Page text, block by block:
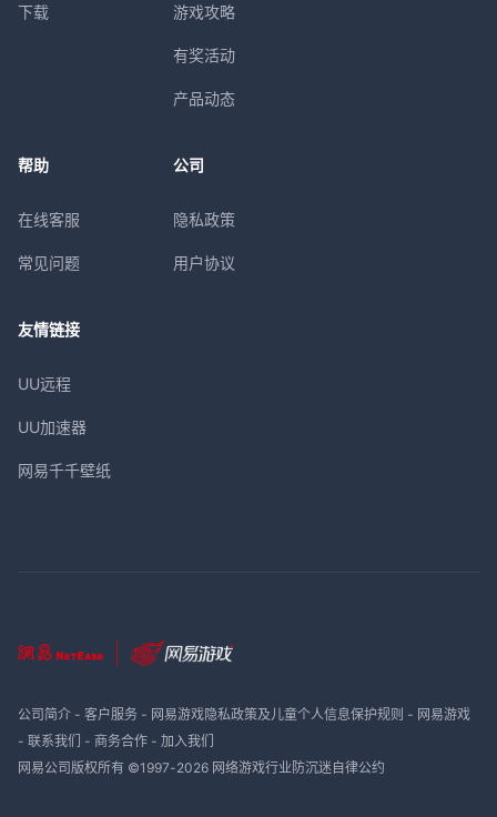
下载 游戏攻略
有奖活动
产品动态
帮助
在线客服
常见问题
公司
隐私政策
用户协议
友情链接
UU远程
UU加速器
网易千千壁纸
公司简介- 客户服务- 网易游戏隐私政策及儿童个人信息保护规则 - 网易游戏
- 联系我们 - 商务合作- 加入我们
网易公司版权所有 ©1997-2026 网络游戏行业防沉迷自律公约